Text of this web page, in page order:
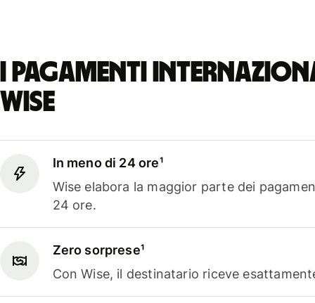
I pagamenti
Wise
In meno di 24 ore¹
Wise elabora la maggior parte dei
24 ore.
Zero sorprese¹
Con Wise, il destinatario riceve